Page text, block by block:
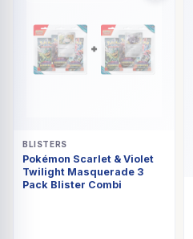
BLISTERS
Pokémon Scarlet & Violet
Twilight Masquerade 3
Pack Blister Combi